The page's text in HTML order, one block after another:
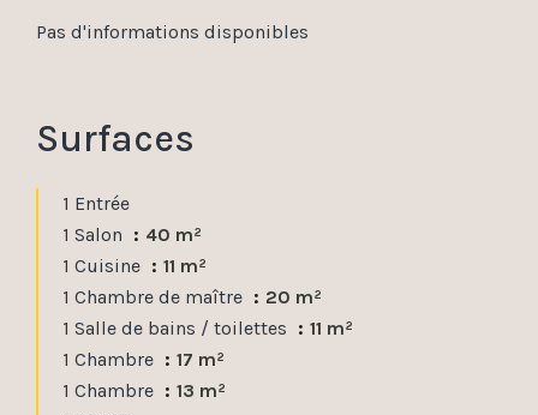
Pas d'informations disponibles
Surfaces
1 Entrée
1 Salon
40 m²
1 Cuisine
11 m²
1 Chambre de maître
20 m²
1 Salle de bains / toilettes
11 m²
1 Chambre
17 m²
1 Chambre
13 m²